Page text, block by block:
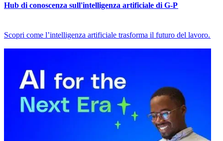
Hub di conoscenza sull'intelligenza artificiale di G-P​​
Scopri come l’intelligenza artificiale trasforma il futuro del lavoro.​​